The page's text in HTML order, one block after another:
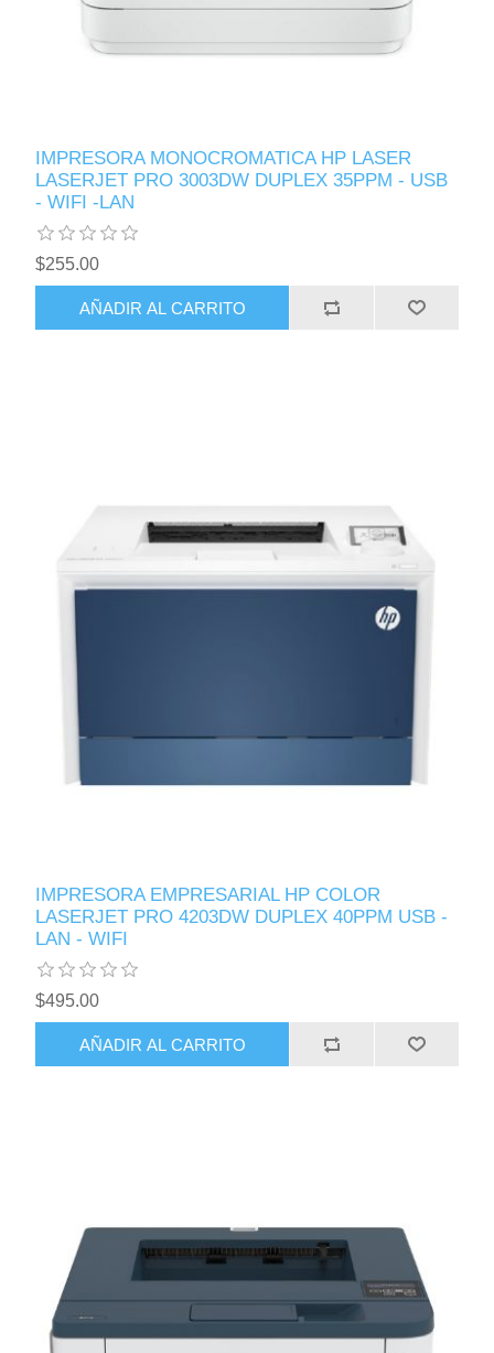
IMPRESORA MONOCROMATICA HP LASER
LASERJET PRO 3003DW DUPLEX 35PPM - USB
- WIFI -LAN
$255.00
AÑADIR AL CARRITO
IMPRESORA EMPRESARIAL HP COLOR
LASERJET PRO 4203DW DUPLEX 40PPM USB -
LAN - WIFI
$495.00
AÑADIR AL CARRITO